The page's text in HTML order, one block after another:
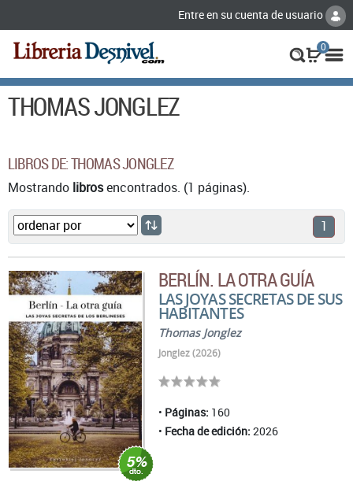
Entre en su cuenta de usuario
0
THOMAS JONGLEZ
LIBROS DE: THOMAS JONGLEZ
Mostrando librosencontrados. (1 páginas).
1
BERLÍN. LA OTRA GUÍA
LAS JOYAS SECRETAS DE SUS
HABITANTES
Thomas Jonglez
Jonglez (2026)
Páginas: 160
Fecha de edición: 2026